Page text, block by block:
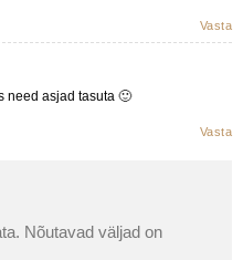
Vasta
need asjad tasuta 🙂
Vasta
Nõutavad väljad on